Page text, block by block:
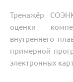
Тренажёр
оценки
внутреннего
примерной
электронных